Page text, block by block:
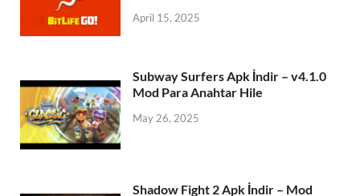
April 15, 2025
Subway Surfers Apk İndir – v4.1.0
Mod Para Anahtar Hile
May 26, 2025
Shadow Fight 2 Apk İndir – Mod